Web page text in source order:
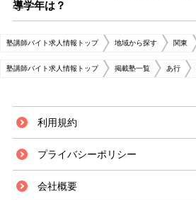
導学年は？
塾講師バイト求人情報トップ 地域から探す 関東
塾講師バイト求人情報トップ 掲載塾一覧 あ行
利用規約
プライバシーポリシー
会社概要